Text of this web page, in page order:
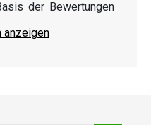
der Bewertungen
anzeigen